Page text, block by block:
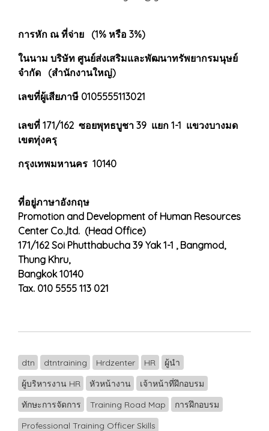
การหัก ณ ที่จ่าย (1% หรือ 3%)
ในนาม บริษัท ศูนย์ส่งเสริมและพัฒนาทรัพยากรมนุษย์
จำกัด (สำนักงานใหญ่)
เลขที่ผู้เสียภาษี 0105555113021
เลขที่ 171/162 ซอยพุทธบูชา 39 แยก 1-1 แขวงบางมด
เขตทุ่งครุ
กรุงเทพมหานคร 10140
ที่อยู่ภาษาอังกฤษ
Promotion and Development of Human Resources
Center Co.,ltd. (Head Office)
171/162 Soi Phutthabucha 39 Yak 1-1 , Bangmod,
Thung Khru,
Bangkok 10140
Tax. 010 5555 113 021
dtn dtntraining Hrdzenter HR
ผู้นำ
ผู้บริหารงาน HR
หัวหน้างาน
เจ้าหน้าที่ฝึกอบรม
ทักษะการจัดการ
Training Road Map
การฝึกอบรม
Professional Training Officer Skills